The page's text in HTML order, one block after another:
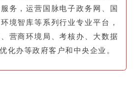
务，运营国脉电子政务网、国
境智库等系列行业专业平台，
营商环境局、考核办、大数据
化办等政府客户和中央企业。